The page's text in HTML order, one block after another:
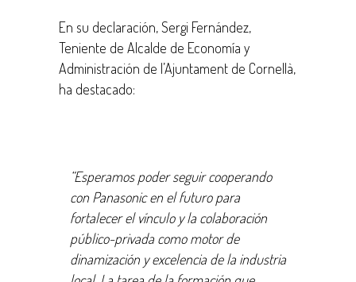
En su declaración, Sergi Fernández,
Teniente de Alcalde de Economía y
Administración de l’Ajuntament de Cornellà,
ha destacado:
“Esperamos poder seguir cooperando
con Panasonic en el futuro para
fortalecer el vínculo y la colaboración
público-privada como motor de
dinamización y excelencia de la industria